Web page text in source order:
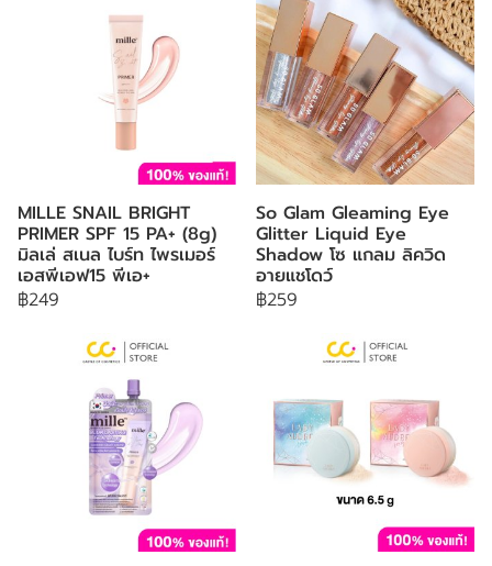
MILLE SNAIL BRIGHT
PRIMER SPF 15 PA+ (8g)
มิลเล่ สเนล ไบร์ท ไพรเมอร์
เอสพีเอฟ15 พีเอ+
฿249
So Glam Gleaming Eye
Glitter Liquid Eye
Shadow โซ แกลม ลิควิด
อายแชโดว์
฿259